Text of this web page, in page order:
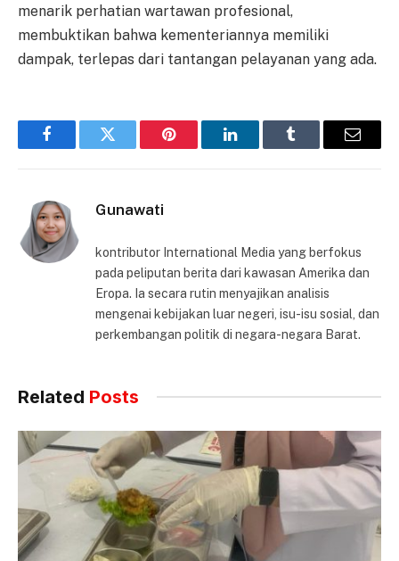
menarik perhatian wartawan profesional,
membuktikan bahwa kementeriannya memiliki
dampak, terlepas dari tantangan pelayanan yang ada.
FacebookTwitter Pinterest LinkedInTumblr Email
Gunawati
kontributor International Media yang berfokus
pada peliputan berita dari kawasan Amerika dan
Eropa. Ia secara rutin menyajikan analisis
mengenai kebijakan luar negeri, isu-isu sosial, dan
perkembangan politik di negara-negara Barat.
Related Posts